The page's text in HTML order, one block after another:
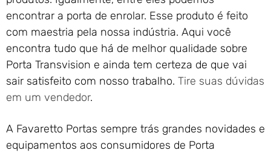
Portão de Garagem de
Enrolar em Nova Iguaçu – RJ
Portão de Garagem de
Enrolar em Nova Friburgo –
RJ
encontrar a porta de enrolar. Esse produto é feito
com maestria pela nossa indústria. Aqui você
encontra tudo que há de melhor qualidade sobre
Porta Transvision e ainda tem certeza de que vai
sair satisfeito com nosso trabalho. Tire suas dúvidas
em um vendedor.
A Favaretto Portas sempre trás grandes novidades e
equipamentos aos consumidores de Porta